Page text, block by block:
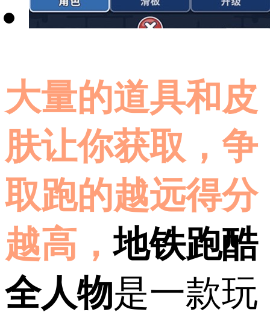
大量的道具和皮
肤让你获取，争
取跑的越远得分
越高，地铁跑酷
全人物是一款玩